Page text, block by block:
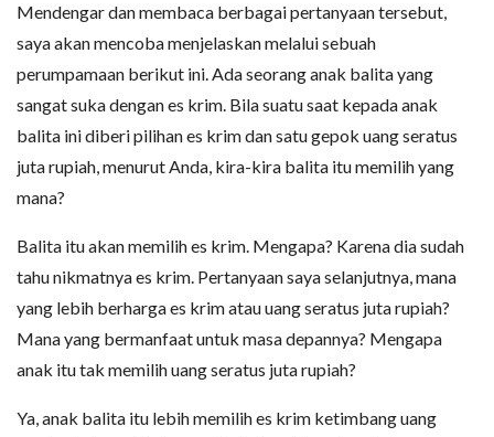
Mendengar dan membaca berbagai pertanyaan tersebut,
saya akan mencoba menjelaskan melalui sebuah
perumpamaan berikut ini. Ada seorang anak balita yang
sangat suka dengan es krim. Bila suatu saat kepada anak
balita ini diberi pilihan es krim dan satu gepok uang seratus
juta rupiah, menurut Anda, kira-kira balita itu memilih yang
mana?
Balita itu akan memilih es krim. Mengapa? Karena dia sudah
tahu nikmatnya es krim. Pertanyaan saya selanjutnya, mana
yang lebih berharga es krim atau uang seratus juta rupiah?
Mana yang bermanfaat untuk masa depannya? Mengapa
anak itu tak memilih uang seratus juta rupiah?
Ya, anak balita itu lebih memilih es krim ketimbang uang